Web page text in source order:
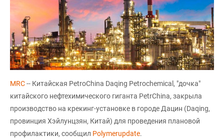
МRC-- Китайская PetroChina Daqing Petrochemical, "дочка"
китайского нефтехимического гиганта PetrChina, закрыла
производство на крекинг-установке в городе Дацин (Daqing,
провинция Хэйлунцзян, Китай) для проведения плановой
профилактики, сообщил Polymerupdate.